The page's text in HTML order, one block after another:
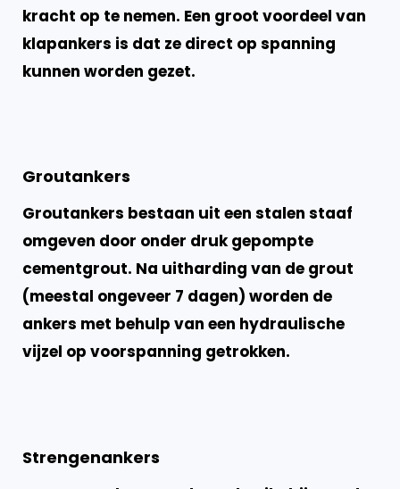
kracht op te nemen. Een groot voordeel van
klapankers is dat ze direct op spanning
kunnen worden gezet.
Groutankers
Groutankers bestaan uit een stalen staaf
omgeven door onder druk gepompte
cementgrout. Na uitharding van de grout
(meestal ongeveer 7 dagen) worden de
ankers met behulp van een hydraulische
vijzel op voorspanning getrokken.
Strengenankers